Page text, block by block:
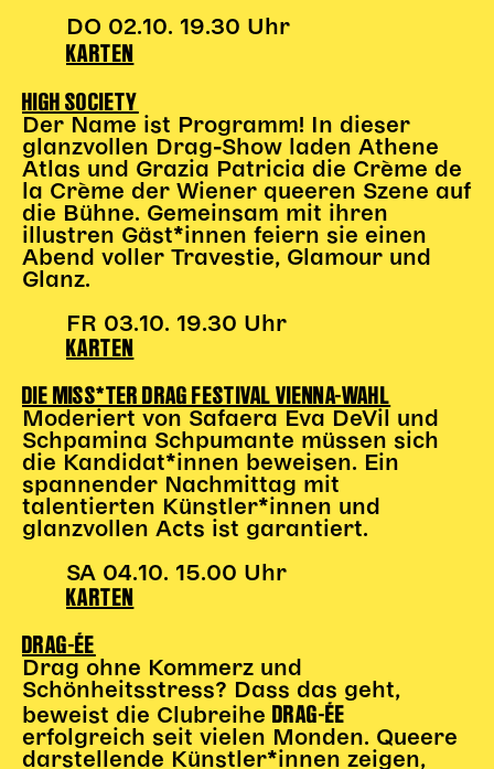
Team
Künstler*innen 2025/26
Leitlinien
Kulturpatenschaft
Partner*innen
20 Jahre Dschungel Wien
SERVICE
Anfahrt
Vermietung
Café
Newsletter
SPENDEN + FÖRDERN
Translate to English
SUCHE Suchbegriffe
Suchen
DO 02.10. 19.30 Uhr
KARTEN
HIGH SOCIETY
Der Name ist Programm! In dieser
glanzvollen Drag-Show laden Athene
Atlas und Grazia Patricia die Crème de
la Crème der Wiener queeren Szene auf
die Bühne. Gemeinsam mit ihren
illustren Gäst*innen feiern sie einen
Abend voller Travestie, Glamour und
Glanz.
FR 03.10. 19.30 Uhr
KARTEN
DIE MISS*TER DRAG FESTIVAL VIENNA-WAHL
Moderiert von Safaera Eva DeVil und
Schpamina Schpumante müssen sich
die Kandidat*innen beweisen. Ein
spannender Nachmittag mit
talentierten Künstler*innen und
glanzvollen Acts ist garantiert.
SA 04.10. 15.00 Uhr
KARTEN
DRAG-ÉE
Drag ohne Kommerz und
Schönheitsstress? Dass das geht,
beweist die Clubreihe DRAG-ÉE
erfolgreich seit vielen Monden. Queere
darstellende Künstler*innen zeigen,